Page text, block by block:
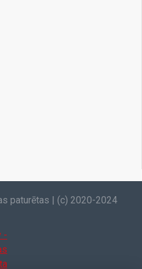
paturētas | (c) 2020-2024